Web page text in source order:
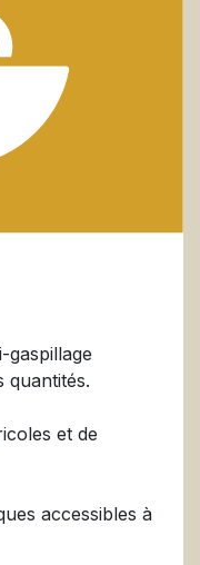
gaspillage
quantités.
et de
accessibles à